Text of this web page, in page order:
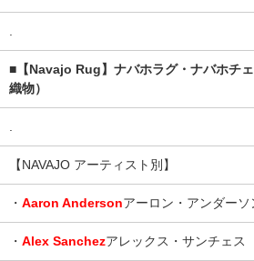
.
■【Navajo Rug】ナバホラグ・ナバホチ
織物）
.
【NAVAJO アーティスト別】
・ Aaron Andersonアーロン・アンダーソ
・ Alex Sanchezアレックス・サンチェス